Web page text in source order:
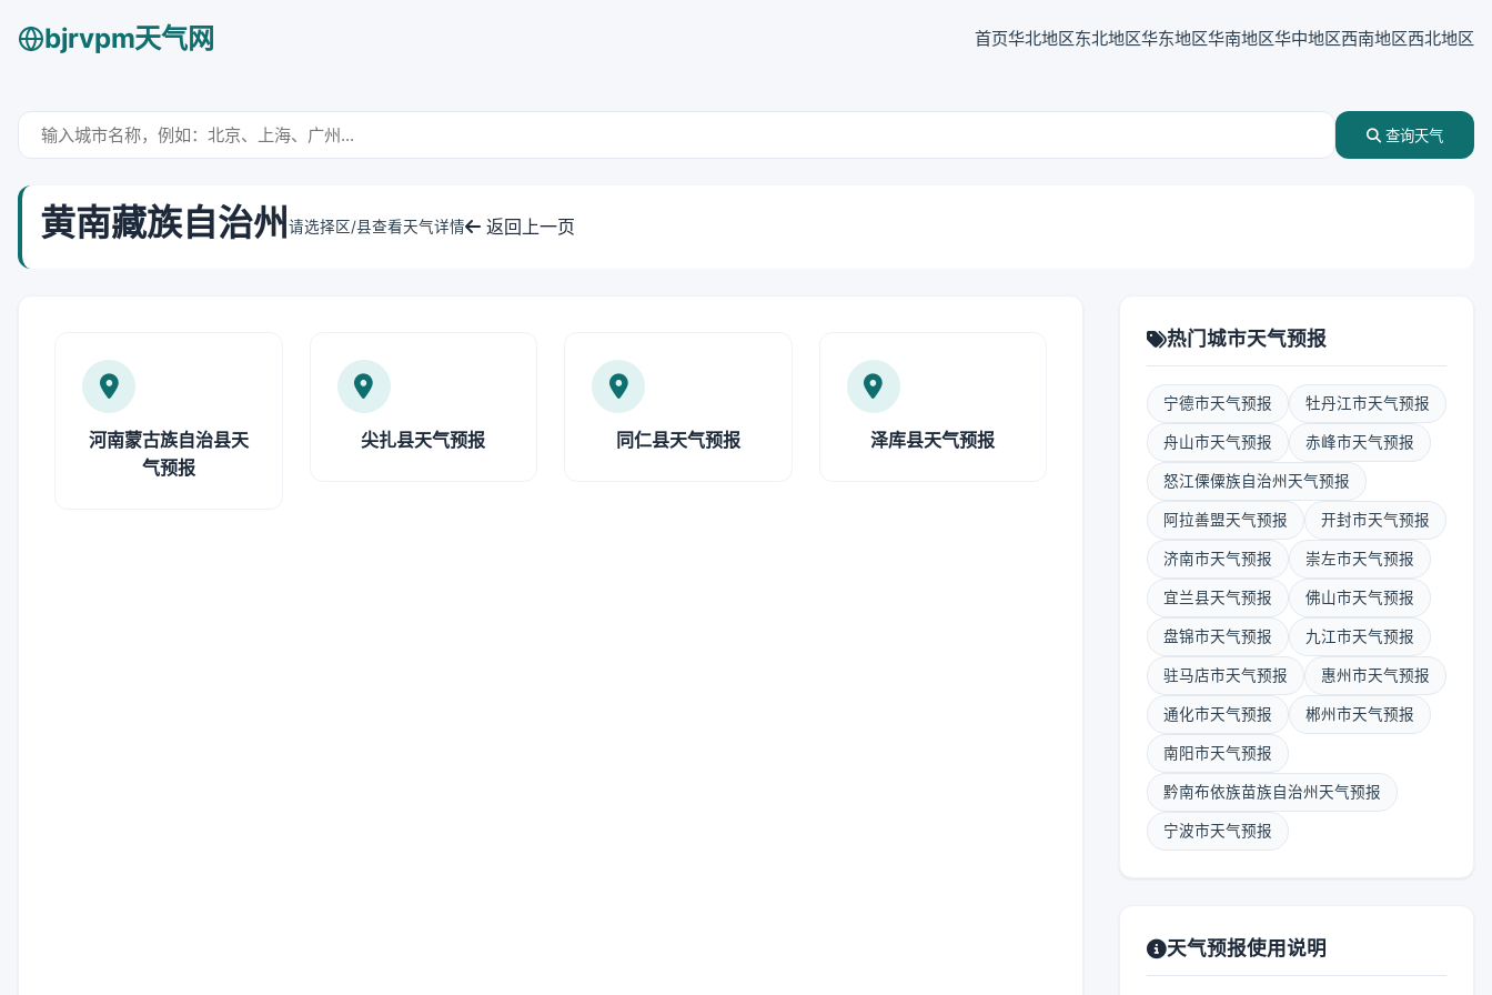
bjrvpm天气网 首页华北地区东北地区华东地区华南地区华中地区西南地区西北地区
查询天气
黄南藏族自治州 请选择区/县查看天气详情 返回上一页
河南蒙古族自治县天
气预报
尖扎县天气预报 同仁县天气预报 泽库县天气预报
热门城市天气预报
宁德市天气预报 牡丹江市天气预报
舟山市天气预报 赤峰市天气预报
怒江傈僳族自治州天气预报
阿拉善盟天气预报 开封市天气预报
济南市天气预报 崇左市天气预报
宜兰县天气预报 佛山市天气预报
盘锦市天气预报 九江市天气预报
驻马店市天气预报 惠州市天气预报
通化市天气预报 郴州市天气预报
南阳市天气预报
黔南布依族苗族自治州天气预报
宁波市天气预报
天气预报使用说明